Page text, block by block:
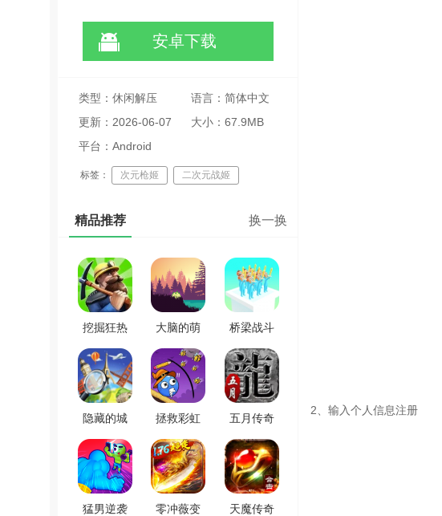
安卓下载
类型：休闲解压
语言：简体中文
更新：2026-06-07
01:27:39
大小：67.9MB
平台：Android
标签： 次元枪姬 二次元战姬
精品推荐 换一换
挖掘狂热
游戏纯净
版 v0.10.0
大脑的萌
芽
(GerminationofBrain)
免费原版
V1.1
桥梁战斗
3D(BridgeBattle)
手游免费
版
隐藏的城
市冒险
(HiddenCityAdventure)
安卓版
v4.0.1
拯救彩虹
怪物
(RainbowMonster:DrawToSave)
通用版
五月传奇
游戏官网
版 V4.4.5
猛男逆袭
零冲薇变
天魔传奇
2、输入个人信息注册